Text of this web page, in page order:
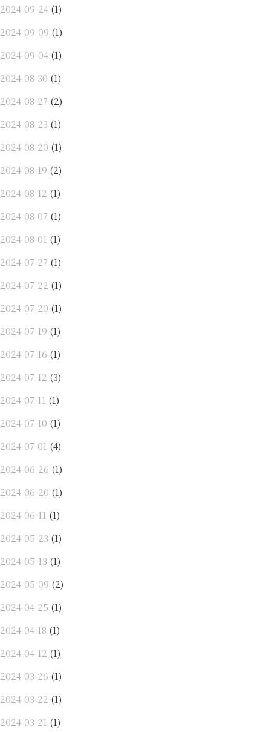
2024-09-24 (1)
2024-09-09 (1)
2024-09-04 (1)
2024-08-30 (1)
2024-08-27 (2)
2024-08-23 (1)
2024-08-20 (1)
2024-08-19 (2)
2024-08-12 (1)
2024-08-07 (1)
2024-08-01 (1)
2024-07-27 (1)
2024-07-22 (1)
2024-07-20 (1)
2024-07-19 (1)
2024-07-16 (1)
2024-07-12 (3)
2024-07-11 (1)
2024-07-10 (1)
2024-07-01 (4)
2024-06-26 (1)
2024-06-20 (1)
2024-06-11 (1)
2024-05-23 (1)
2024-05-13 (1)
2024-05-09 (2)
2024-04-25 (1)
2024-04-18 (1)
2024-04-12 (1)
2024-03-26 (1)
2024-03-22 (1)
2024-03-21 (1)